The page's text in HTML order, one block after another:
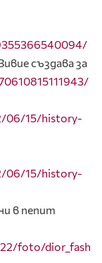
създава за
06/15/history-
06/15/history-
в пепит
foto/dior_fash